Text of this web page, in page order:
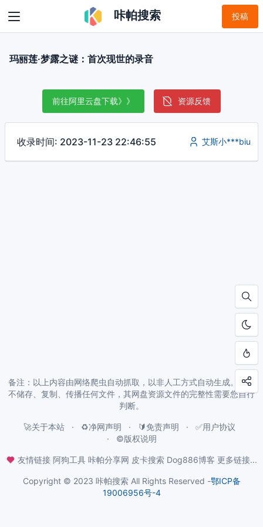
咔帕搜索 投稿
玛丽莲·梦露之谜：首次现世的录音
前往阿里云盘下载》》 资源反馈
收录时间: 2023-11-23 22:46:55 艾斯小***biu
备注：以上内容由网络爬虫自动抓取，以非人工方式自动生成。本站
不储存、复制、传播任何文件，其网盘资源文件的完整性需要您自行
判断。
🚀关于本站 ♻️净网声明 🔰免责声明
✅用户协议
©️版权说明
友情链接 阿狗工具 咔帕分享网 皮卡搜索 Dog886博客 更多链接...
Copyright © 2023 咔帕搜索 All Rights Reserved -鄂ICP备
19006956号-4